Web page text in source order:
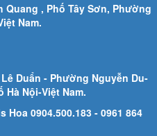
, Phố Tây Sơn, Phường
Nam.
Duẩn - Phường Nguyễn Du-
Hà Nội-Việt Nam.
Hoa 0904.500.183 - 0961 864